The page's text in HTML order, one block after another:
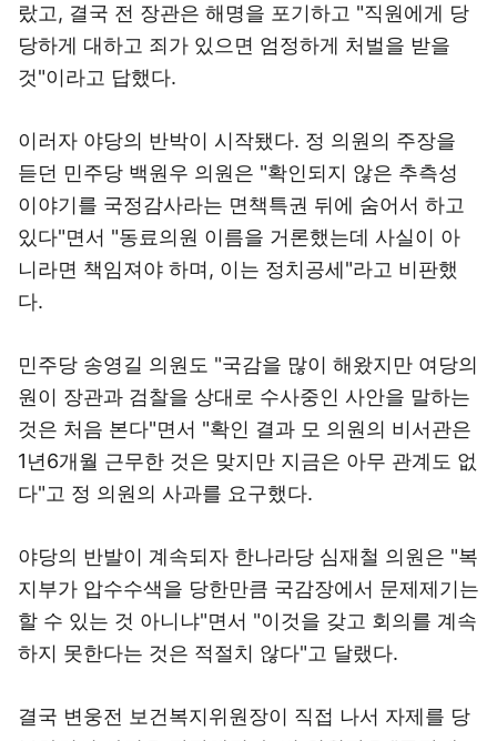
랐고, 결국 전 장관은 해명을 포기하고 "직원에게 당
당하게 대하고 죄가 있으면 엄정하게 처벌을 받을
것"이라고 답했다.
이러자 야당의 반박이 시작됐다. 정 의원의 주장을
듣던 민주당 백원우 의원은 "확인되지 않은 추측성
이야기를 국정감사라는 면책특권 뒤에 숨어서 하고
있다"면서 "동료의원 이름을 거론했는데 사실이 아
니라면 책임져야 하며, 이는 정치공세"라고 비판했
다.
민주당 송영길 의원도 "국감을 많이 해왔지만 여당의
원이 장관과 검찰을 상대로 수사중인 사안을 말하는
것은 처음 본다"면서 "확인 결과 모 의원의 비서관은
1년6개월 근무한 것은 맞지만 지금은 아무 관계도 없
다"고 정 의원의 사과를 요구했다.
야당의 반발이 계속되자 한나라당 심재철 의원은 "복
지부가 압수수색을 당한만큼 국감장에서 문제제기는
할 수 있는 것 아니냐"면서 "이것을 갖고 회의를 계속
하지 못한다는 것은 적절치 않다"고 달랬다.
결국 변웅전 보건복지위원장이 직접 나서 자제를 당